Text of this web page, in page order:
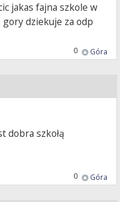
jakas fajna szkole w
dziekuje za odp
Góra
0
dobra szkołą
Góra
0